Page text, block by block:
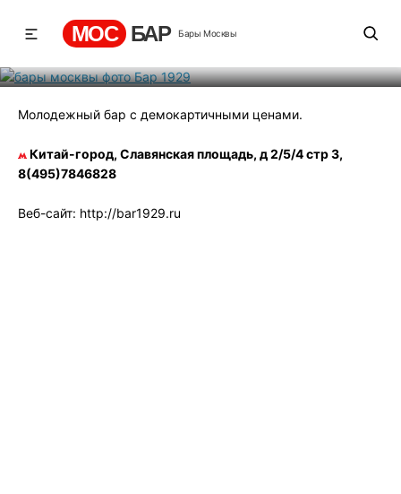
МОС БАР Бары Москвы
Молодежный бар с демокартичными ценами.
Китай-город, Славянская площадь, д 2/5/4 стр 3,
8(495)7846828
Веб-сайт: http://bar1929.ru